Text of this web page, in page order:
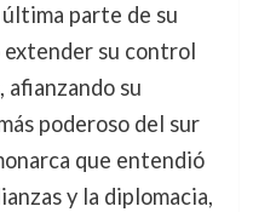
parte de su
su control
su
poderoso del sur
que entendió
y la diplomacia,